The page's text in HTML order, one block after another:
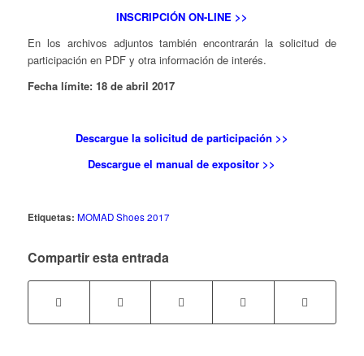
INSCRIPCIÓN ON-LINE >>
En los archivos adjuntos también encontrarán la solicitud de
participación en PDF y otra información de interés.
Fecha límite: 18 de abril 2017
Descargue la solicitud de participación >>
Descargue el manual de expositor >>
Etiquetas: MOMAD Shoes 2017
Compartir esta entrada